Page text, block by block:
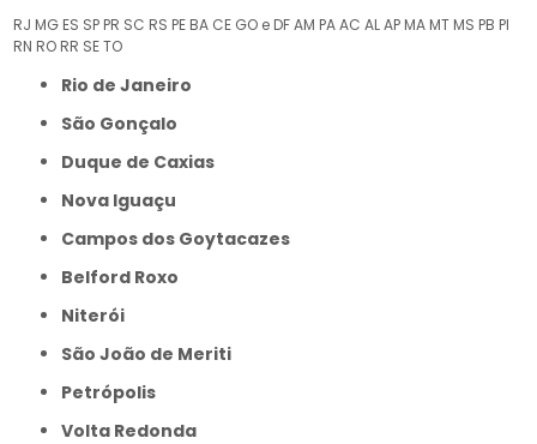
RJ MG ES SP PR SC RS PE BA CE GO e DFAM PAAC ALAP MA MT MS PB PI
RN RO RR SETO
Rio de Janeiro
São Gonçalo
Duque de Caxias
Nova Iguaçu
Campos dos Goytacazes
Belford Roxo
Niterói
São João de Meriti
Petrópolis
Volta Redonda